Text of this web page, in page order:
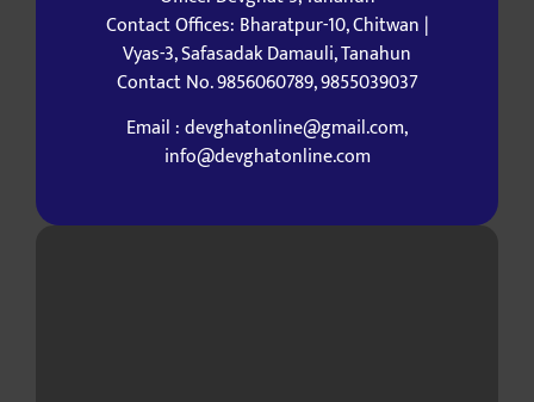
Contact Offices: Bharatpur-10, Chitwan |
Vyas-3, Safasadak Damauli, Tanahun
Contact No. 9856060789, 9855039037
Email : devghatonline@gmail.com,
info@devghatonline.com